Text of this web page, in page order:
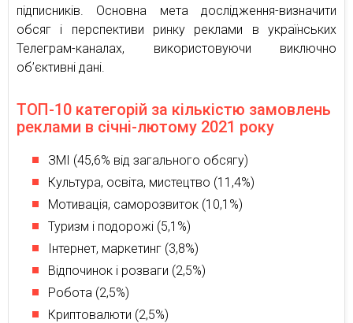
підписників. Основна мета дослідження-визначити
обсяг і перспективи ринку реклами в українських
Телеграм-каналах, використовуючи виключно
об’єктивні дані.
ТОП-10 категорій за кількістю замовлень
реклами в січні-лютому 2021 року
ЗМІ (45,6% від загального обсягу)
Культура, освіта, мистецтво (11,4%)
Мотивація, саморозвиток (10,1%)
Туризм і подорожі (5,1%)
Інтернет, маркетинг (3,8%)
Відпочинок і розваги (2,5%)
Робота (2,5%)
Криптовалюти (2,5%)